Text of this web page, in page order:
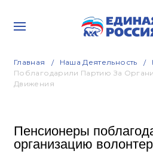
Главная Наша Деятельность
Поблагодарили Партию За
Движения
Пенсионеры
организацию